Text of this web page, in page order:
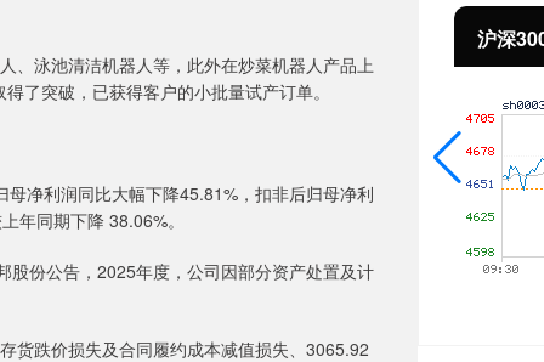
泳池清洁机器人等，此外在炒菜机器人产品上
了突破，已获得客户的小批量试产订单。
净利润同比大幅下降45.81%，扣非后归母净利
年同期下降 38.06%。
份公告，2025年度，公司因部分资产处置及计
跌价损失及合同履约成本减值损失、3065.92
北证50